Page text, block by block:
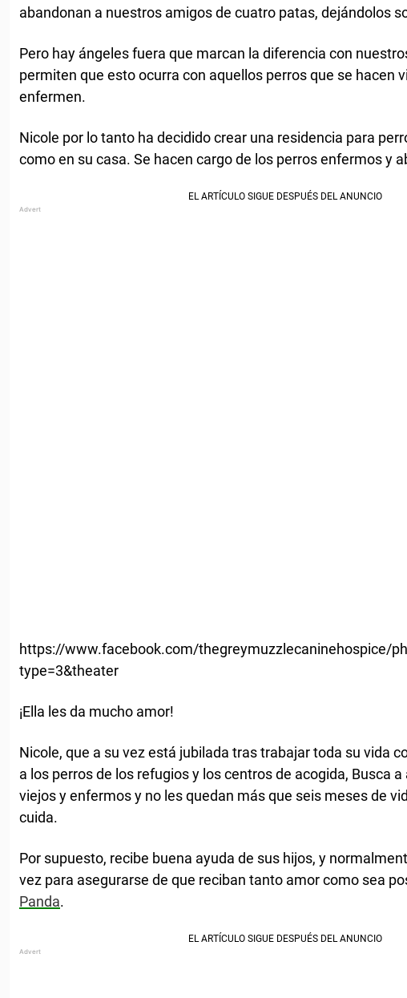
abandonan a nuestros amigos de cuatro patas, dejándolos
Pero hay ángeles fuera que marcan la diferencia con
permiten que esto ocurra con aquellos perros que se hacen
enfermen.
Nicole por lo tanto ha decidido crear una residencia para
como en su casa. Se hacen cargo de los perros enfermos y
https://www.facebook.com/thegreymuzzlecaninehospice/
type=3&theater
¡Ella les da mucho amor!
Nicole, que a su vez está jubilada tras trabajar toda su vida
a los perros de los refugios y los centros de acogida, Busca
viejos y enfermos y no les quedan más que seis meses de
cuida.
Por supuesto, recibe buena ayuda de sus hijos, y
vez para asegurarse de que reciban tanto amor como sea
Panda.